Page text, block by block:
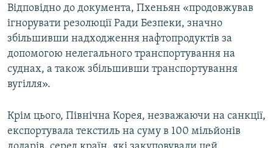
Відповідно до документа, Пхеньян «продовжував
ігнорувати резолюції Ради Безпеки, значно
збільшивши надходження нафтопродуктів за
допомогою нелегального транспортування на
суднах, а також збільшивши транспортування
вугілля».
Крім цього, Північна Корея, незважаючи на санкції,
експортувала текстиль на суму в 100 мільйонів